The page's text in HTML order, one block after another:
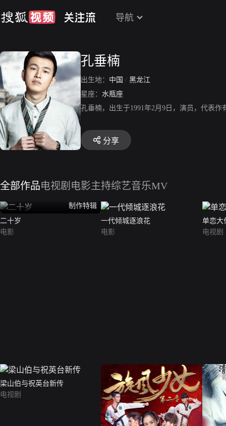
导航
孔垂楠
出生地： 中国 / 黑龙江
星座： 水瓶座
孔垂楠，出生于1991年2月9日，演员，代表
分享
全部作品电视剧 电影主持综艺音乐MV
制作特辑
二十岁
电影
一代倾城逐浪花
电影
单恋大
电视剧
梁山伯与祝英台新传
电视剧